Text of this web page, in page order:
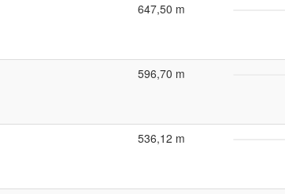
647,50 m
596,70 m
536,12 m